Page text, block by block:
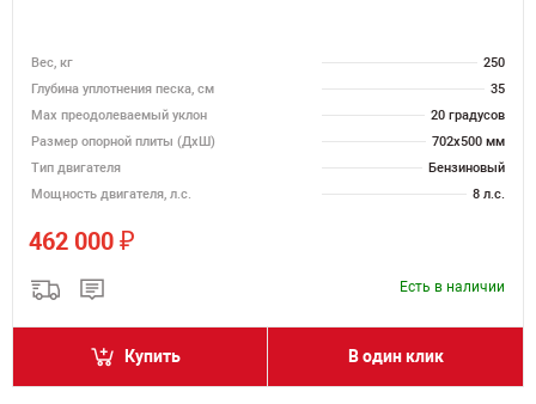
Вес, кг
250
Глубина уплотнения песка, см
35
Max преодолеваемый уклон
20 градусов
Размер опорной плиты (ДхШ)
702х500 мм
Тип двигателя
Бензиновый
Мощность двигателя, л.с.
8 л.с.
462 000 ₽
Есть в наличии
Купить В один клик